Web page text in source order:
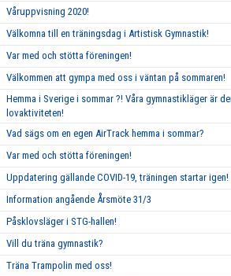
Våruppvisning 2020!
Välkomna till en träningsdag i Artistisk Gymnastik!
Var med och stötta föreningen!
Välkommen att gympa med oss i väntan på sommaren!
Hemma i Sverige i sommar ?! Våra gymnastikläger är
lovaktiviteten!
Vad sägs om en egen AirTrack hemma i sommar?
Var med och stötta föreningen!
Uppdatering gällande COVID-19, träningen startar igen!
Information angående Årsmöte 31/3
Påsklovsläger i STG-hallen!
Vill du träna gymnastik?
Träna Trampolin med oss!